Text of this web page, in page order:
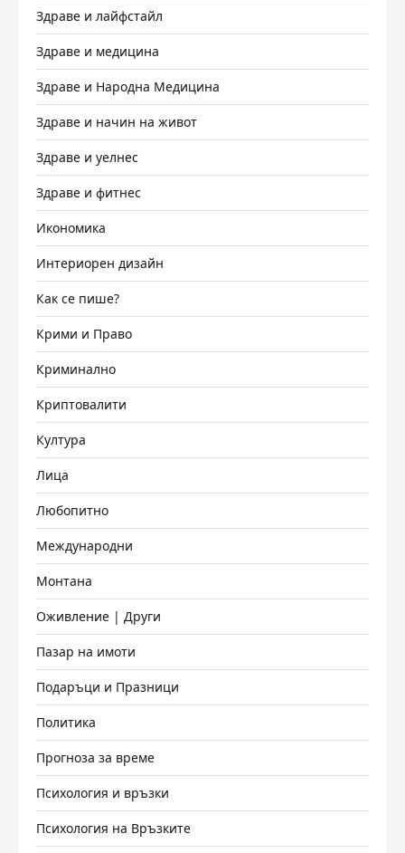
Здраве и лайфстайл
Здраве и медицина
Здраве и Народна Медицина
Здраве и начин на живот
Здраве и уелнес
Здраве и фитнес
Икономика
Интериорен дизайн
Как се пише?
Крими и Право
Криминално
Криптовалити
Култура
Лица
Любопитно
Международни
Монтана
Оживление | Други
Пазар на имоти
Подаръци и Празници
Политика
Прогноза за време
Психология и връзки
Психология на Връзките